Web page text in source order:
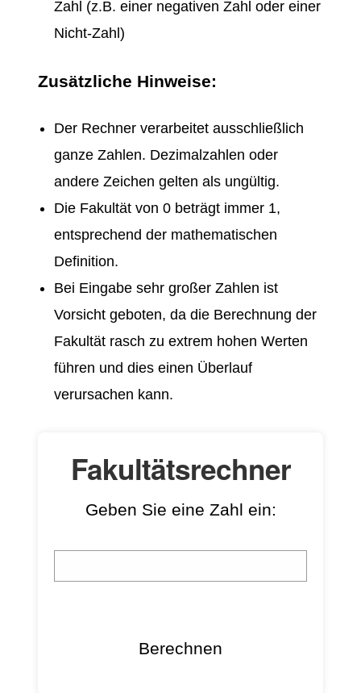
Zahl (z.B. einer negativen Zahl oder einer
Nicht-Zahl)
Zusätzliche Hinweise:
Der Rechner verarbeitet ausschließlich
ganze Zahlen. Dezimalzahlen oder
andere Zeichen gelten als ungültig.
Die Fakultät von 0 beträgt immer 1,
entsprechend der mathematischen
Definition.
Bei Eingabe sehr großer Zahlen ist
Vorsicht geboten, da die Berechnung der
Fakultät rasch zu extrem hohen Werten
führen und dies einen Überlauf
verursachen kann.
Fakultätsrechner
Geben Sie eine Zahl ein:
Berechnen